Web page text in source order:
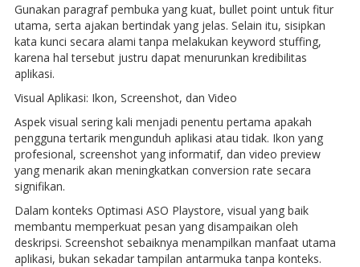
Gunakan paragraf pembuka yang kuat, bullet point untuk fitur
utama, serta ajakan bertindak yang jelas. Selain itu, sisipkan
kata kunci secara alami tanpa melakukan keyword stuffing,
karena hal tersebut justru dapat menurunkan kredibilitas
aplikasi.
Visual Aplikasi: Ikon, Screenshot, dan Video
Aspek visual sering kali menjadi penentu pertama apakah
pengguna tertarik mengunduh aplikasi atau tidak. Ikon yang
profesional, screenshot yang informatif, dan video preview
yang menarik akan meningkatkan conversion rate secara
signifikan.
Dalam konteks Optimasi ASO Playstore, visual yang baik
membantu memperkuat pesan yang disampaikan oleh
deskripsi. Screenshot sebaiknya menampilkan manfaat utama
aplikasi, bukan sekadar tampilan antarmuka tanpa konteks.